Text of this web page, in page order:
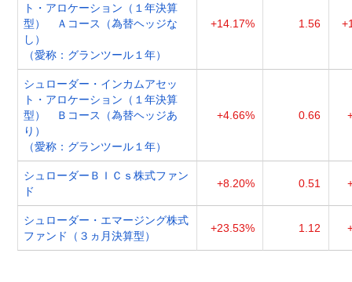
ト・アロケーション（１年決算
型） Ａコース（為替ヘッジな
し）
（愛称：グランツール１年）
+14.17% 1.56
シュローダー・インカムアセッ
ト・アロケーション（１年決算
型） Ｂコース（為替ヘッジあ
り）
（愛称：グランツール１年）
+4.66% 0.66
シュローダーＢＩＣｓ株式ファン
ド
+8.20% 0.51
シュローダー・エマージング株式
ファンド（３ヵ月決算型）
+23.53% 1.12